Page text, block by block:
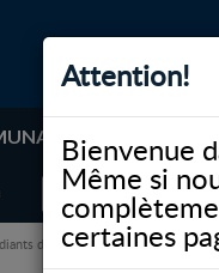
Attention!
Bienvenue
Même si
certaines
de l’EMNO franchissent